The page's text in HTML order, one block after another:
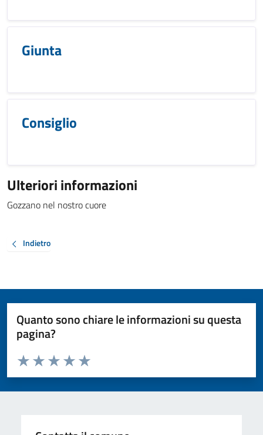
Giunta
Consiglio
Ulteriori informazioni
Gozzano nel nostro cuore
Indietro
Quanto sono chiare le informazioni su questa
pagina?
Valuta da 1 a 5 stelle la pagina
Valuta 5 stelle su 5
Valuta 4 stelle su 5
Valuta 3 stelle su 5
Valuta 2 stelle su 5
Valuta 1 stelle su 5